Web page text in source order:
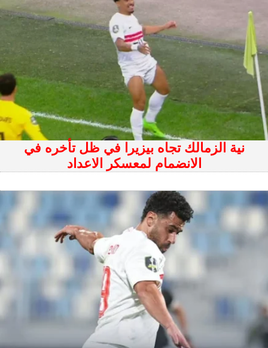
نية الزمالك تجاه بيزيرا في ظل تأخره في
الانضمام لمعسكر الاعداد